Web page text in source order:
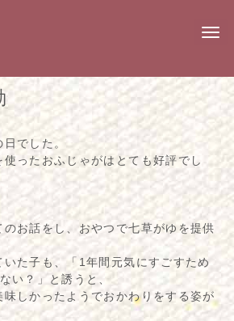
N
日でした。
ったおふじゃがはとても好評でし
お話をし、おやつで七草がゆを提供
いた子も、「1年間元気にすごすため
い？」と誘うと、
しかったようでおかわりをする姿が